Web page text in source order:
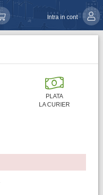
Intra in cont
PLATA
LA CURIER